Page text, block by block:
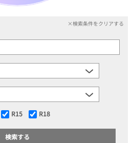
×検索条件をクリアする
R15 R18